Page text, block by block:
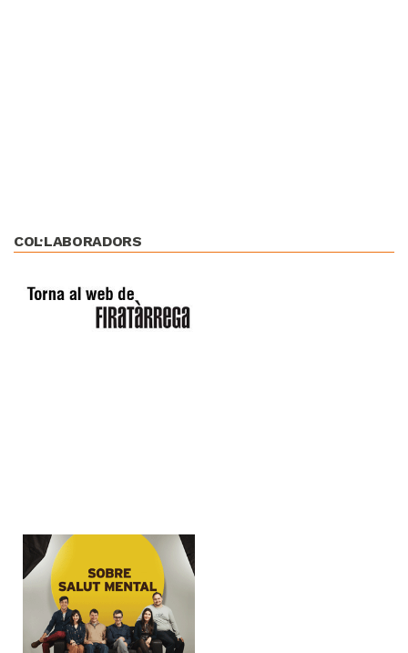
COL·LABORADORS